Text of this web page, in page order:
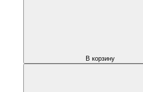
В корзину